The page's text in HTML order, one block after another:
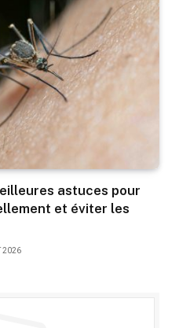
astuces pour
et éviter les
2026